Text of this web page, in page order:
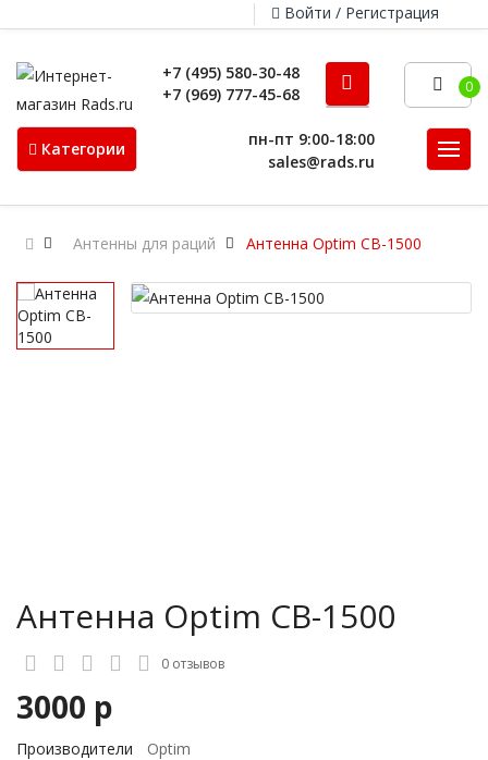
Войти / Регистрация
+7 (495) 580-30-48
+7 (969) 777-45-68
0
Категории
пн-пт 9:00-18:00
sales@rads.ru
Антенны для раций Антенна Optim CB-1500
Антенна Optim CB-1500
0 отзывов
3000 р
Производители
Optim